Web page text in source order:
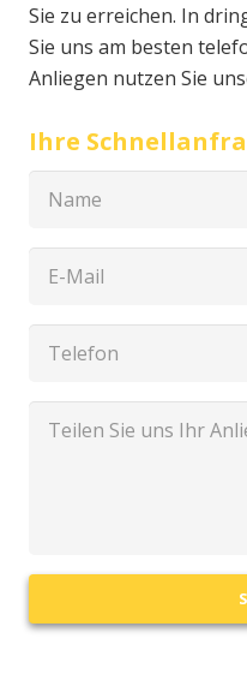
Sie zu erreichen. In dringenden Fällen
Sie uns am besten
Anliegen nutzen Sie
Ihre